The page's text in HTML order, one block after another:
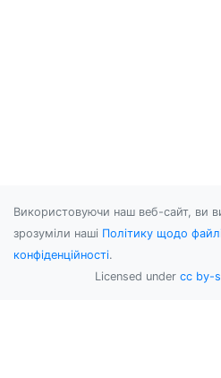
Використовуючи наш веб-сайт, ви
зрозуміли наші Політику щодо
конфіденційності.
Licensed under cc by-